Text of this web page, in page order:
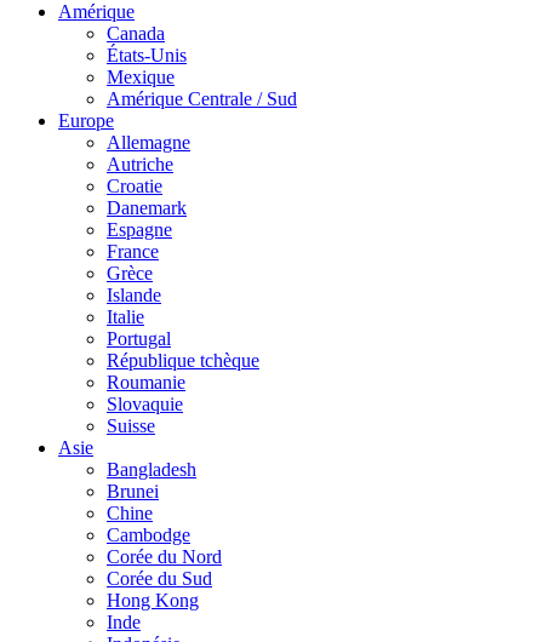
Amérique
Canada
États-Unis
Mexique
Amérique Centrale / Sud
Europe
Allemagne
Autriche
Croatie
Danemark
Espagne
France
Grèce
Islande
Italie
Portugal
République tchèque
Roumanie
Slovaquie
Suisse
Asie
Bangladesh
Brunei
Chine
Cambodge
Corée du Nord
Corée du Sud
Hong Kong
Inde